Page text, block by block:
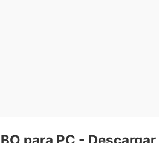
para PC - Descargar